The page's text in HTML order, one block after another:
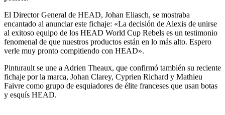
El Director General de HEAD, Johan Eliasch, se mostraba
encantado al anunciar este fichaje: «La decisión de Alexis de unirse
al exitoso equipo de los HEAD World Cup Rebels es un testimonio
fenomenal de que nuestros productos están en lo más alto. Espero
verle muy pronto compitiendo con HEAD».
Pinturault se une a Adrien Theaux, que confirmó también su reciente
fichaje por la marca, Johan Clarey, Cyprien Richard y Mathieu
Faivre como grupo de esquiadores de élite franceses que usan botas
y esquís HEAD.